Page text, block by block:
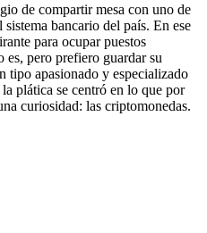
de compartir mesa con uno de
sistema bancario del país. En ese
para ocupar puestos
es, pero prefiero guardar su
tipo apasionado y especializado
plática se centró en lo que por
curiosidad: las criptomonedas.